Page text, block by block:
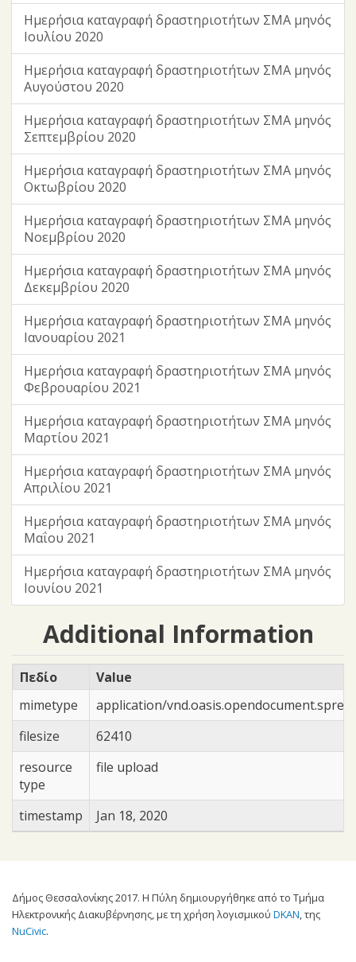
Ημερήσια καταγραφή δραστηριοτήτων ΣΜΑ μηνός
Ιουλίου 2020
Ημερήσια καταγραφή δραστηριοτήτων ΣΜΑ μηνός
Αυγούστου 2020
Ημερήσια καταγραφή δραστηριοτήτων ΣΜΑ μηνός
Σεπτεμβρίου 2020
Ημερήσια καταγραφή δραστηριοτήτων ΣΜΑ μηνός
Οκτωβρίου 2020
Ημερήσια καταγραφή δραστηριοτήτων ΣΜΑ μηνός
Νοεμβρίου 2020
Ημερήσια καταγραφή δραστηριοτήτων ΣΜΑ μηνός
Δεκεμβρίου 2020
Ημερήσια καταγραφή δραστηριοτήτων ΣΜΑ μηνός
Ιανουαρίου 2021
Ημερήσια καταγραφή δραστηριοτήτων ΣΜΑ μηνός
Φεβρουαρίου 2021
Ημερήσια καταγραφή δραστηριοτήτων ΣΜΑ μηνός
Μαρτίου 2021
Ημερήσια καταγραφή δραστηριοτήτων ΣΜΑ μηνός
Απριλίου 2021
Ημερήσια καταγραφή δραστηριοτήτων ΣΜΑ μηνός
Μαΐου 2021
Ημερήσια καταγραφή δραστηριοτήτων ΣΜΑ μηνός
Ιουνίου 2021
Additional Information
Πεδίο
Value
mimetype
application/
filesize
62410
resource
type
file upload
timestamp Jan 18, 2020
Δήμος Θεσσαλονίκης 2017. Η Πύλη δημιουργήθηκε από το Τμήμα
Ηλεκτρονικής Διακυβέρνησης, με τη χρήση λογισμικού DKAN, της
NuCivic.